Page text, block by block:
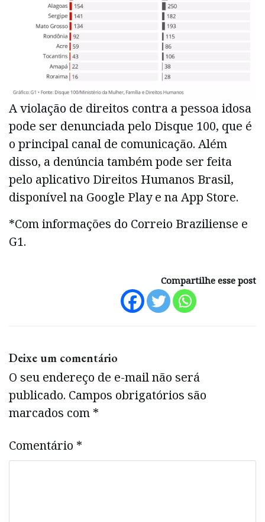
A violação de direitos contra a pessoa idosa
pode ser denunciada pelo Disque 100, que é
o principal canal de comunicação. Além
disso, a denúncia também pode ser feita
pelo aplicativo Direitos Humanos Brasil,
disponível na Google Play e na App Store.
*Com informações do Correio Braziliense e
G1.
Compartilhe esse post
Deixe um comentário
O seu endereço de e-mail não será
publicado. Campos obrigatórios são
marcados com *
Comentário *